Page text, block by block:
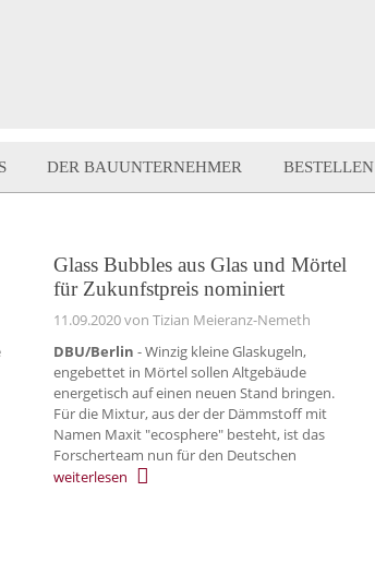
DER BAUUNTERNEHMER BESTELLEN
Glass Bubbles aus Glas und Mörtel
für Zukunfstpreis nominiert
11.09.2020von Tizian Meieranz-Nemeth
DBU/Berlin - Winzig kleine Glaskugeln,
engebettet in Mörtel sollen Altgebäude
energetisch auf einen neuen Stand bringen.
Für die Mixtur, aus der der Dämmstoff mit
Namen Maxit "ecosphere" besteht, ist das
Forscherteam nun für den Deutschen
weiterlesen